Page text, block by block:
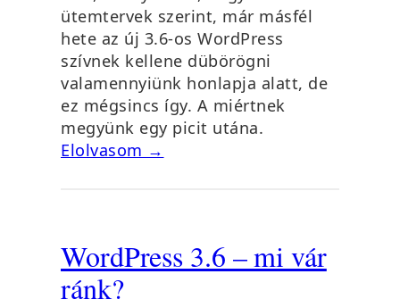
ütemtervek szerint, már másfél
hete az új 3.6-os WordPress
szívnek kellene dübörögni
valamennyiünk honlapja alatt, de
ez mégsincs így. A miértnek
megyünk egy picit utána.
Elolvasom →
WordPress 3.6 – mi vár
ránk?